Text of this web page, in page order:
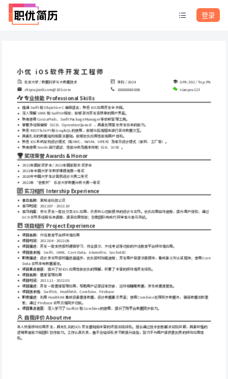
登录
小优 iOS软件开发工程师
北京大学 / 数据科学与大数据技术
zhiyoujianli.com@163.com
本科 / 2024
18888888888
GPA:3.92 / Top 3%
xiaoyou123
专业技能 Professional Skills
精通 Swift 和 Objective-C 编程语言，熟悉 iOS 应用开发全流程。
深入理解 UIKit 和 SwiftUI 框架，能够高效开发高质量的用户界面。
熟练使用 CocoaPods、Swift Package Manager 等依赖管理工具。
掌握多线程编程（GCD、OperationQueue），具备处理复杂并发任务的能力。
熟悉 RESTful API 和 GraphQL 的使用，能够与后端服务进行高效数据交互。
具备扎实的数据结构和算法基础，能够优化应用性能和用户体验。
熟悉 iOS 系统架构设计模式（如 MVC、MVVM、VIPER）及常见设计模式（单例、工厂等）。
熟练使用 Xcode 进行调试、性能分析及版本控制（Git、SVN）。
奖项荣誉 Awards & Honor
2022年国家奖学金 / 2021年国家励志奖学金
2021年全国大学生数学建模竞赛一等奖
2020年中国大学生计算机设计大赛二等奖
2022年 “创新杯” 北京大学数据分析大赛一等奖
实习经历 Intership Experience
单位名称：某知名科技公司
实习时间：2022.07 - 2022.10
实习内容：参与开发一款社交类 iOS 应用，负责核心功能模块的设计与实现。优化应用启动速度，提升用户体验；通过
GCD 实现多线程任务调度，提高应用性能；协助团队完成代码审查与单元测试。
项目经历 Project Experience
项目名称：在线教育平台移动端应用
项目时间：2022.04 - 2022.08
项目描述：开发一款支持视频课程学习、作业提交、在线考试等功能的在线教育平台移动端应用。
项目技术栈：Swift、UIKit、Core Data、Alamofire、Socket.IO
职责描述：设计并实现视频播放器组件，优化视频加载速度；开发用户登录注册模块，集成第三方认证服务；使用 Core
Data 实现本地数据缓存。
项目重点收获：提升了对 iOS 应用性能优化的理解，积累了丰富的移动端开发经验。
项目名称：健康管理应用
项目时间：2021.11 - 2022.03
项目描述：开发一款健康管理应用，帮助用户记录日常饮食、运动和睡眠数据，并生成健康报告。
项目技术栈：SwiftUI、HealthKit、Combine、Firebase
职责描述：利用 HealthKit 集成设备健康数据，设计数据展示界面；使用 Combine 处理异步数据流，确保数据实时更
新；通过 Firebase 实现云端同步功能。
项目重点收获：深入学习了 SwiftUI 和 Combine 的使用，提升了跨平台数据同步能力。
自我评价 About me
本人热爱移动应用开发，具有扎实的 iOS 开发基础和丰富的项目实践经验。擅长通过技术创新解决实际问题，具备较强的
逻辑思维能力和团队协作能力。工作认真负责，善于总结经验并不断提升自我，致力于为用户提供更优质的移动应用体
验。